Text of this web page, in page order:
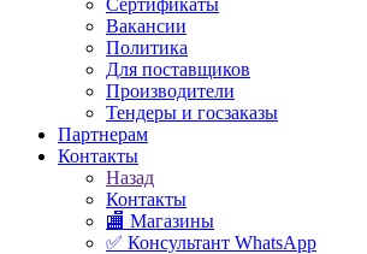
Сертификаты
Вакансии
Политика
Для поставщиков
Производители
Тендеры и госзаказы
Партнерам
Контакты
Назад
Контакты
🏬 Магазины
✅️ Консультант WhatsApp